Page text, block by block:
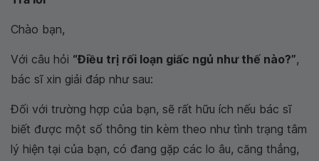
Chào bạn,
Với câu hỏi “Điều trị rối loạn giấc ngủ như thế nào?”,
bác sĩ xin giải đáp như sau:
Đối với trường hợp của bạn, sẽ rất hữu ích nếu bác sĩ
biết được một số thông tin kèm theo như tình trạng tâm
lý hiện tại của bạn, có đang gặp các lo âu, căng thẳng,